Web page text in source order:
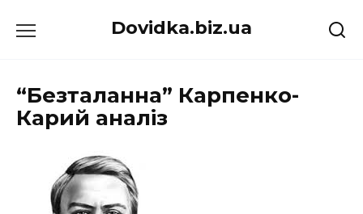
до
Dovidka.biz.ua
“Безталанна” Карпенко-
Карий аналіз